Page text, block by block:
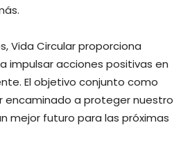
Vida Circular proporciona
impulsar acciones positivas en
El objetivo conjunto como
encaminado a proteger nuestro
mejor futuro para las próximas